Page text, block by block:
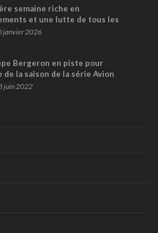
semaine riche en
et une lutte de tous les
Dakar 2026
janvier 2026
Bergeron en piste pour
la saison de la série Avion
en Colombie-Britannique
juin 2022